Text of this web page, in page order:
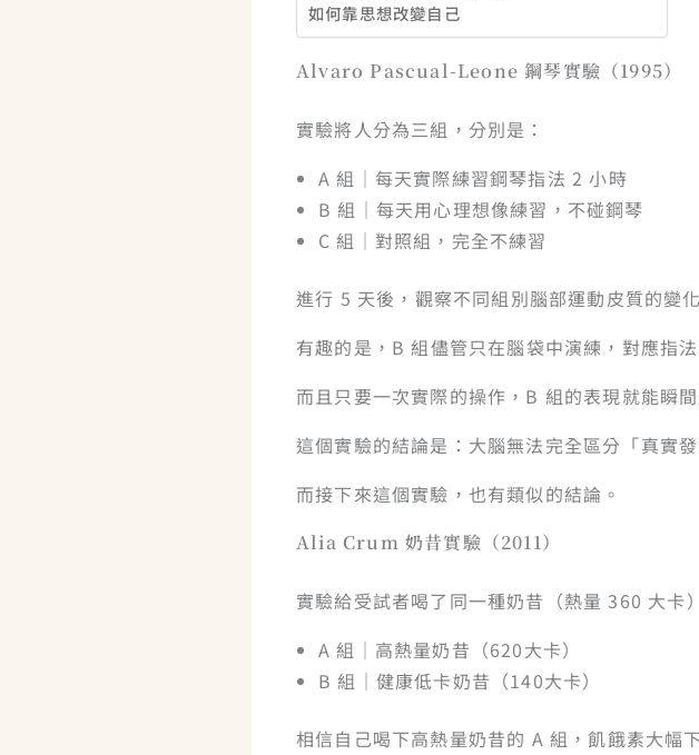
如何靠思想改變自己
Alvaro Pascual-Leone 鋼琴實驗（1995）
實驗將人分為三組，分別是：
A 組｜每天實際練習鋼琴指法 2 小時
B 組｜每天用心理想像練習，不碰鋼琴
C 組｜對照組，完全不練習
進行 5 天後，觀察不同組別腦部運動皮質的變
有趣的是，B 組儘管只在腦袋中演練，對應指
而且只要一次實際的操作，B 組的表現就能瞬
這個實驗的結論是：大腦無法完全區分「真實
而接下來這個實驗，也有類似的結論。
Alia Crum 奶昔實驗（2011）
實驗給受試者喝了同一種奶昔（熱量 360 大卡
A 組｜高熱量奶昔（620大卡）
B 組｜健康低卡奶昔（140大卡）
相信自己喝下高熱量奶昔的 A 組，飢餓素大幅